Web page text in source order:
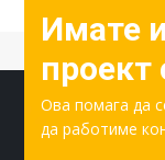
Имате
проект
Ова помага да
да работиме